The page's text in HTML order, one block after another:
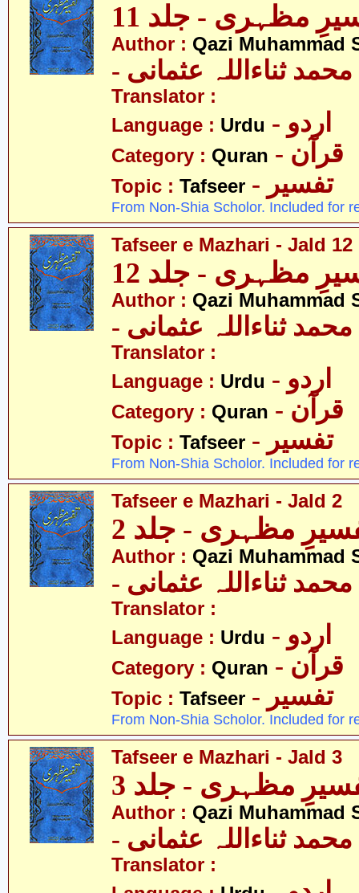
مظہری - جلد 11
Author : Qazi Muhammad
ثناءاللہ عثمانی
Translator :
Language : Urdu - اردو
Category : Quran - قرآن
Topic : Tafseer - تفسیر
From Non-Shia Scholor. Included for
Tafseer e Mazhari - Jald 12
مظہری - جلد 12
Author : Qazi Muhammad
ثناءاللہ عثمانی
Translator :
Language : Urdu - اردو
Category : Quran - قرآن
Topic : Tafseer - تفسیر
From Non-Shia Scholor. Included for
Tafseer e Mazhari - Jald 2
مظہری - جلد 2
Author : Qazi Muhammad
ثناءاللہ عثمانی
Translator :
Language : Urdu - اردو
Category : Quran - قرآن
Topic : Tafseer - تفسیر
From Non-Shia Scholor. Included for
Tafseer e Mazhari - Jald 3
مظہری - جلد 3
Author : Qazi Muhammad
ثناءاللہ عثمانی
Translator :